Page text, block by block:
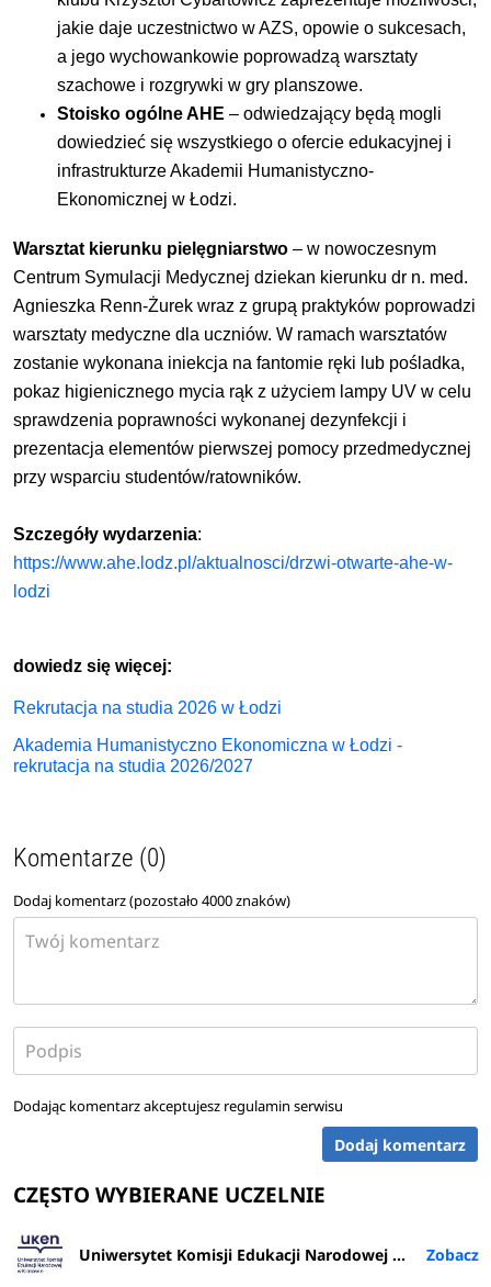
jakie daje uczestnictwo w AZS, opowie o sukcesach,
a jego wychowankowie poprowadzą warsztaty
szachowe i rozgrywki w gry planszowe.
Stoisko ogólne AHE – odwiedzający będą mogli
dowiedzieć się wszystkiego o ofercie edukacyjnej i
infrastrukturze Akademii Humanistyczno-
Ekonomicznej w Łodzi.
Warsztat kierunku pielęgniarstwo– w nowoczesnym
Centrum Symulacji Medycznej dziekan kierunku dr n. med.
Agnieszka Renn-Żurek wraz z grupą praktyków poprowadzi
warsztaty medyczne dla uczniów. W ramach warsztatów
zostanie wykonana iniekcja na fantomie ręki lub pośladka,
pokaz higienicznego mycia rąk z użyciem lampy UV w celu
sprawdzenia poprawności wykonanej dezynfekcji i
prezentacja elementów pierwszej pomocy przedmedycznej
przy wsparciu studentów/ratowników.
Szczegóły wydarzenia:
https://www.ahe.lodz.pl/aktualnosci/drzwi-otwarte-ahe-w-
lodzi
dowiedz się więcej:
Rekrutacja na studia 2026 w Łodzi
Akademia Humanistyczno Ekonomiczna w Łodzi -
rekrutacja na studia 2026/2027
Komentarze (0)
Dodaj komentarz (pozostało4000znaków)
Dodając komentarz akceptujesz regulamin serwisu
Dodaj komentarz
CZĘSTO WYBIERANE UCZELNIE
Uniwersytet Komisji Edukacji Narodowej w Krakowie